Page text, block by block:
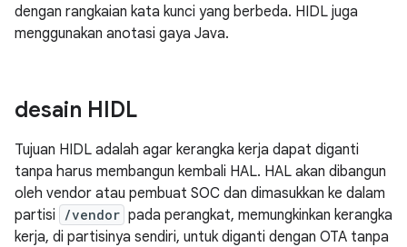
dengan rangkaian kata kunci yang berbeda. HIDL juga
menggunakan anotasi gaya Java.
desain HIDL
Tujuan HIDL adalah agar kerangka kerja dapat diganti
tanpa harus membangun kembali HAL. HAL akan dibangun
oleh vendor atau pembuat SOC dan dimasukkan ke dalam
partisi
/vendor pada perangkat, memungkinkan kerangka
kerja, di partisinya sendiri, untuk diganti dengan OTA tanpa